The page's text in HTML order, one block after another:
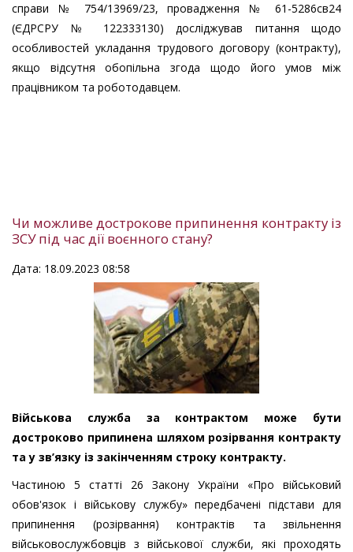
справи № 754/13969/23, провадження № 61-5286св24
(ЄДРСРУ № 122333130) досліджував питання щодо
особливостей укладання трудового договору (контракту),
якщо відсутня обопільна згода щодо його умов між
працівником та роботодавцем.
Чи можливе дострокове припинення контракту із
ЗСУ під час дії воєнного стану?
Дата: 18.09.2023 08:58
Військова служба за контрактом може бути
достроково припинена шляхом розірвання контракту
та у зв’язку із закінченням строку контракту.
Частиною 5 статті 26 Закону України «Про військовий
обов'язок і військову службу» передбачені підстави для
припинення (розірвання) контрактів та звільнення
військовослужбовців з військової служби, які проходять